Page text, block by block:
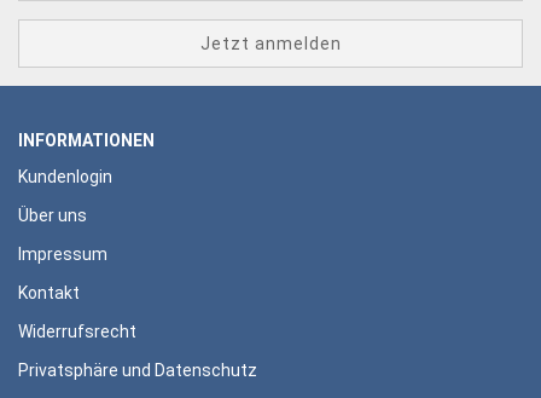
INFORMATIONEN
Kundenlogin
Über uns
Impressum
Kontakt
Widerrufsrecht
Privatsphäre und Datenschutz